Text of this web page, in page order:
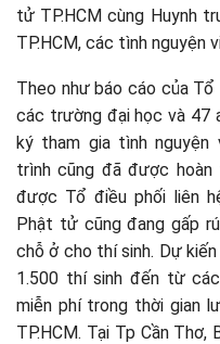
tử TP.HCM cùng Huynh
TP.HCM, các tình nguyện
Theo như báo cáo của
các trường đại học và 47
ký tham gia tình nguyện
trình cũng đã được
được Tổ điều phối liên
Phật tử cũng đang gấp
chỗ ở cho thí sinh. Dự
1.500 thí sinh đến từ
miễn phí trong thời gian
TP.HCM. Tại Tp Cần